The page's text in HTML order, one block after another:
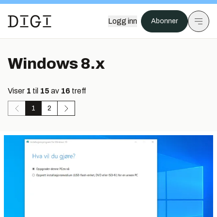
Logg inn Abonner
Windows 8.x
Viser 1 til 15 av 16 treff
1 2